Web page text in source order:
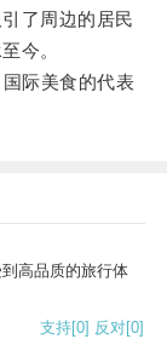
了周边的居民
今。
际美食的代表
高品质的旅行体
支持[0] 反对[0]